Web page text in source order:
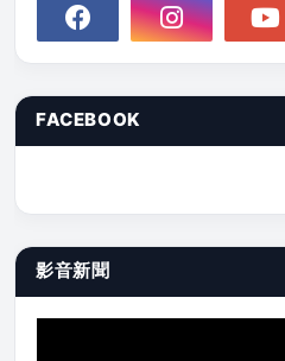
FACEBOOK
影音新聞